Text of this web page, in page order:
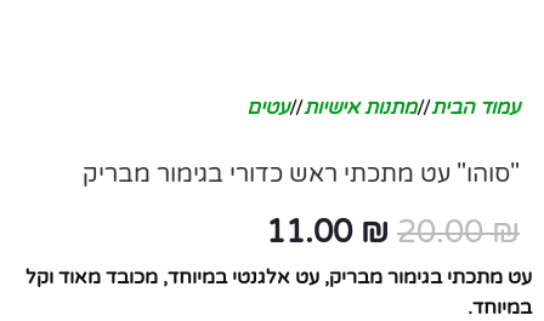
עמוד הבית/ מתנות אישיות/ עטים
"סוהו" עט מתכתי ראש כדורי בגימור מבריק
20.00₪
11.00 ₪
עט מתכתי בגימור מבריק, עט אלגנטי במיוחד, מכובד מאוד וקל
במיוחד.